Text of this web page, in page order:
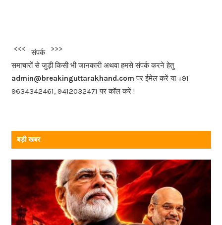
b
o
o
k
<<< संपर्क
>>>
समाचारों से जुड़ी किसी भी जानकारी अथवा हमसे संपर्क करने हेतु
admin@breakinguttarakhand.com पर ईमेल करें या +91
9634342461, 9412032471 पर कॉल करें !
बड़ी खबर